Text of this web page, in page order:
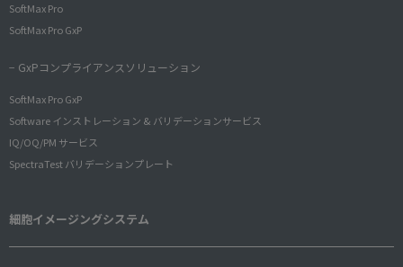
SoftMax Pro
SoftMax Pro GxP
− GxPコンプライアンスソリューション
SoftMax Pro GxP
Software インストレーション & バリデーションサービス
IQ/OQ/PM サービス
SpectraTest バリデーションプレート
細胞イメージングシステム